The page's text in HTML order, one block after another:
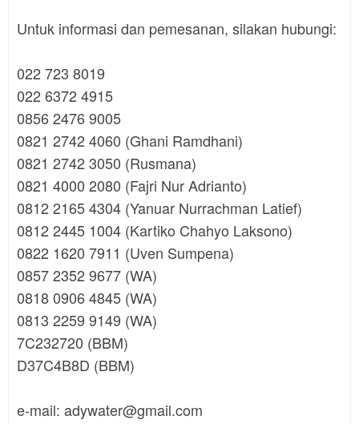
Untuk informasi dan pemesanan, silakan hubungi:
022 723 8019
022 6372 4915
0856 2476 9005
0821 2742 4060 (Ghani Ramdhani)
0821 2742 3050 (Rusmana)
0821 4000 2080 (Fajri Nur Adrianto)
0812 2165 4304 (Yanuar Nurrachman Latief)
0812 2445 1004 (Kartiko Chahyo Laksono)
0822 1620 7911 (Uven Sumpena)
0857 2352 9677 (WA)
0818 0906 4845 (WA)
0813 2259 9149 (WA)
7C232720 (BBM)
D37C4B8D (BBM)
e-mail: adywater@gmail.com